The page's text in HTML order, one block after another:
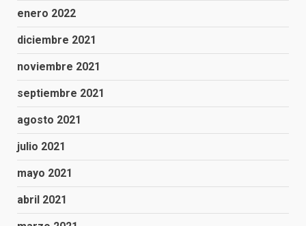
enero 2022
diciembre 2021
noviembre 2021
septiembre 2021
agosto 2021
julio 2021
mayo 2021
abril 2021